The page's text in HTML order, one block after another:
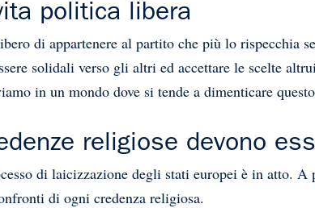
politica libera
di appartenere al partito che più lo rispecchia
solidali verso gli altri ed accettare le scelte
in un mondo dove si tende a dimenticare
religiose devono
di laicizzazione degli stati europei è in atto.
di ogni credenza religiosa.